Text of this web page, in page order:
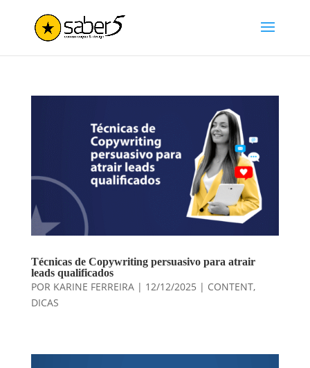
Técnicas de Copywriting persuasivo para atrair
leads qualificados
POR KARINE FERREIRA| 12/12/2025 | CONTENT,
DICAS